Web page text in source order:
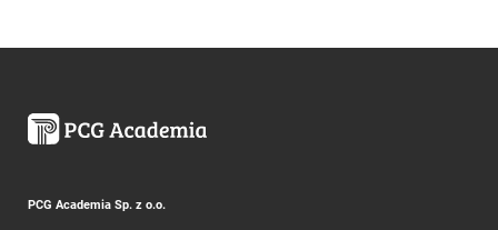
PCG Academia Sp. z o.o.